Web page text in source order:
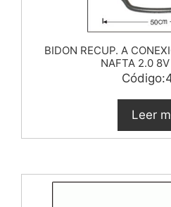
BIDON RECUP. A
NAFTA 2.0
Leer